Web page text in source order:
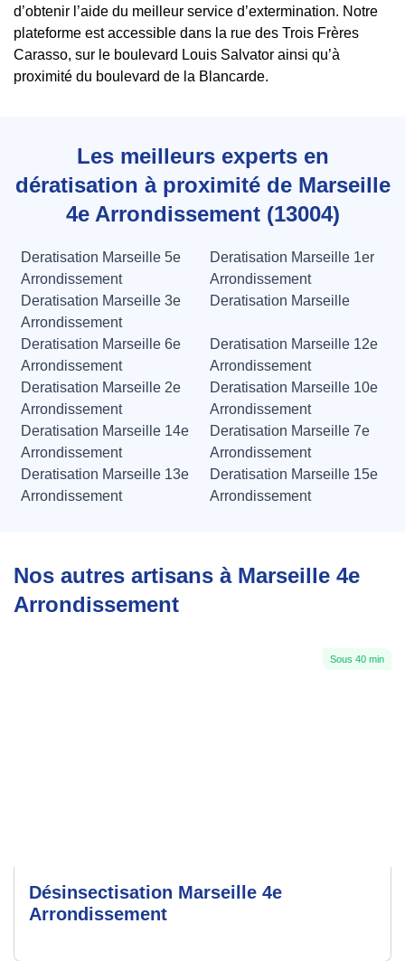
d’obtenir l’aide du meilleur service d’extermination. Notre
plateforme est accessible dans la rue des Trois Frères
Carasso, sur le boulevard Louis Salvator ainsi qu’à
proximité du boulevard de la Blancarde.
Les meilleurs experts en
dératisation à proximité de Marseille
4e Arrondissement (13004)
Deratisation Marseille 5e
Arrondissement
Deratisation Marseille 1er
Arrondissement
Deratisation Marseille 3e
Arrondissement
Deratisation Marseille
Deratisation Marseille 6e
Arrondissement
Deratisation Marseille 12e
Arrondissement
Deratisation Marseille 2e
Arrondissement
Deratisation Marseille 10e
Arrondissement
Deratisation Marseille 14e
Arrondissement
Deratisation Marseille 7e
Arrondissement
Deratisation Marseille 13e
Arrondissement
Deratisation Marseille 15e
Arrondissement
Nos autres artisans à Marseille 4e
Arrondissement
Sous 40 min
Désinsectisation Marseille 4e
Arrondissement